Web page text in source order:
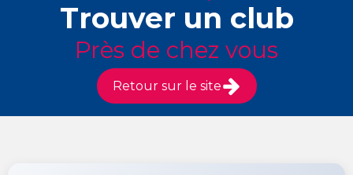
Trouver un club
Près de chez vous
Retour sur le site